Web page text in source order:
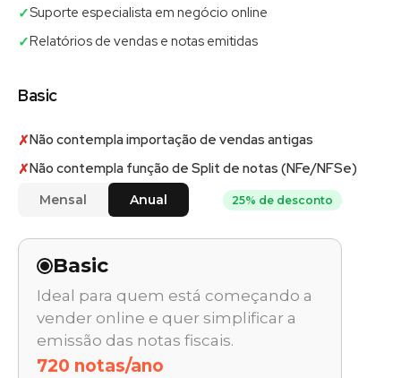
✓Suporte especialista em negócio online
✓Relatórios de vendas e notas emitidas
Basic
✗Não contempla importação de vendas antigas
✗Não contempla função de Split de notas (NFe/NFSe)
Mensal Anual 25% de desconto
Basic
Ideal para quem está começando a
vender online e quer simplificar a
emissão das notas fiscais.
720 notas/ano